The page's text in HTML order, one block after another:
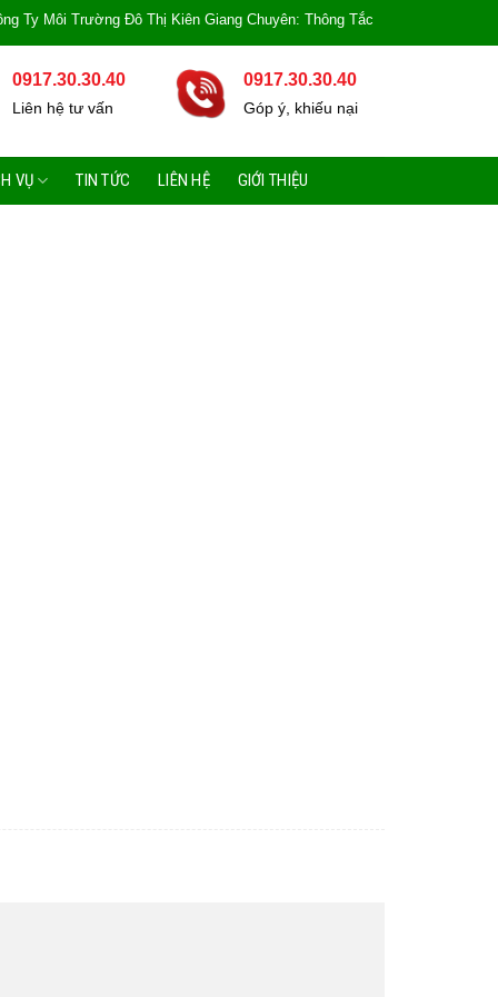
Trường Đô Thị Kiên Giang Chuyên: Thông Tắc Bồn Cầu, Tắc Cống, Tắc
0917.30.30.40
Liên hệ tư vấn
0917.30.30.40
Góp ý, khiếu nại
VỤ TIN TỨC LIÊN HỆ GIỚI THIỆU